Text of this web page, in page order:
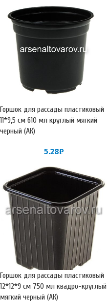
Горшок для рассады пластиковый
11*9,5 см 610 мл круглый мягкий
черный (АК)
5.28₽
Горшок для рассады пластиковый
12*12*9 см 750 мл квадро-круглый
мягкий черный (АК)